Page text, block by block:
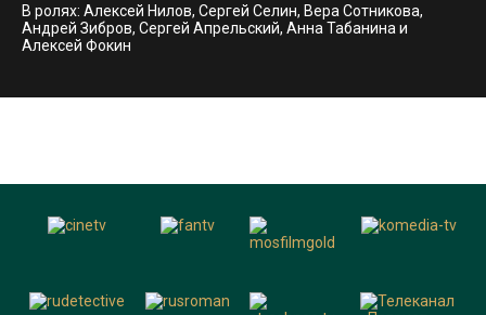
В ролях: Алексей Нилов, Сергей Селин, Вера Сотникова,
Андрей Зибров, Сергей Апрельский, Анна Табанина и
Алексей Фокин